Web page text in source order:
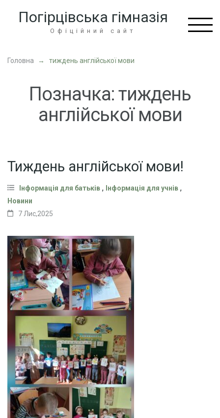
Enter)
Погірцівська гімназія
Офіційний сайт
Головна → тиждень англійської мови
Позначка: тиждень
англійської мови
Тиждень англійської мови!
Інформація для батьків , Інформація для учнів ,
Новини
7 Лис,2025